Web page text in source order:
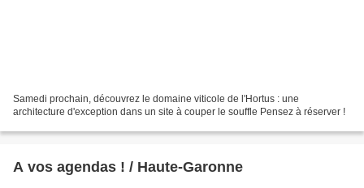
Samedi prochain, découvrez le domaine viticole de l'Hortus : une
architecture d'exception dans un site à couper le souffle Pensez à réserver !
A vos agendas ! / Haute-Garonne